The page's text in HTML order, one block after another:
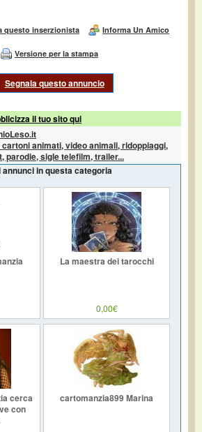
questo inserzionista Informa Un Amico
Versione per la stampa
Segnala questo annuncio
il tuo sito qui
animati, video animali, ridoppiaggi,
parodie, sigle telefilm, trailer...
in questa categoria
La maestra dei tarocchi
0,00€
cerca
con
cartomanzia899 Marina